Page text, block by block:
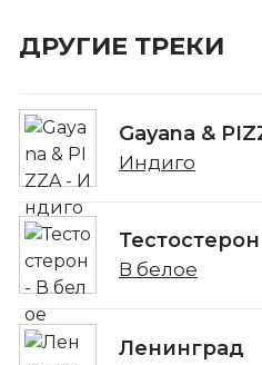
ДРУГИЕ ТРЕКИ
Gayana &
Индиго
Тестостерон
В белое
Ленинград